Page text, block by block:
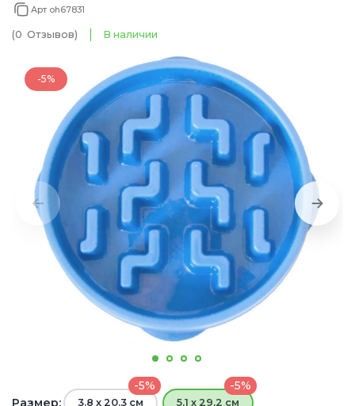
Арт oh67831
(0 Отзывов) В наличии
-5%
Размер:
-5%
3.8 х 20.3 см
-5%
5.1 х 29.2 см